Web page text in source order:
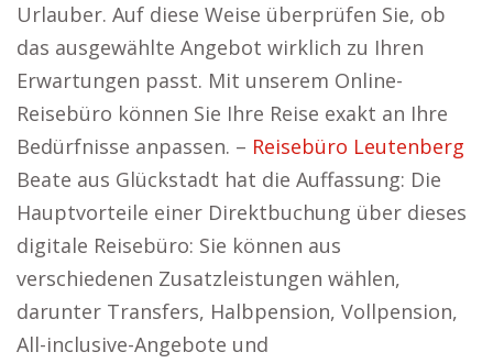
Urlauber. Auf diese Weise überprüfen Sie, ob
das ausgewählte Angebot wirklich zu Ihren
Erwartungen passt. Mit unserem Online-
Reisebüro können Sie Ihre Reise exakt an Ihre
Bedürfnisse anpassen. – Reisebüro Leutenberg
Beate aus Glückstadt hat die Auffassung: Die
Hauptvorteile einer Direktbuchung über dieses
digitale Reisebüro: Sie können aus
verschiedenen Zusatzleistungen wählen,
darunter Transfers, Halbpension, Vollpension,
All-inclusive-Angebote und